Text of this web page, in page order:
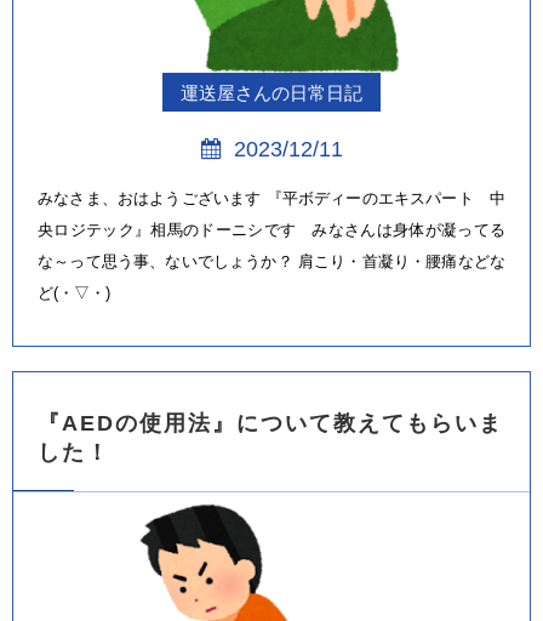
運送屋さんの日常日記
2023/12/11
みなさま、おはようございます 『平ボディーのエキスパート 中
央ロジテック』相馬のドーニシです みなさんは身体が凝ってる
な～って思う事、ないでしょうか？ 肩こり・首凝り・腰痛などな
ど(・▽・)
『AEDの使用法』について教えてもらいま
した！